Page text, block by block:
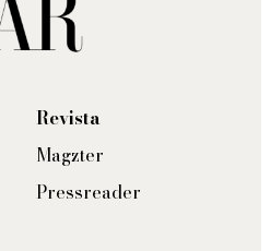
Revista
Magzter
Pressreader